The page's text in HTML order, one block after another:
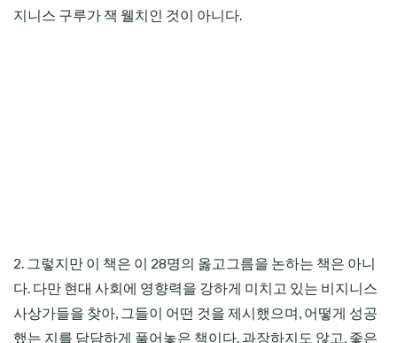
지니스 구루가 잭 웰치인 것이 아니다.
2. 그렇지만 이 책은 이 28명의 옳고그름을 논하는 책은 아니
다. 다만 현대 사회에 영향력을 강하게 미치고 있는 비지니스
사상가들을 찾아, 그들이 어떤 것을 제시했으며, 어떻게 성공
했는 지를 담담하게 풀어놓은 책이다. 과장하지도 않고, 좋은